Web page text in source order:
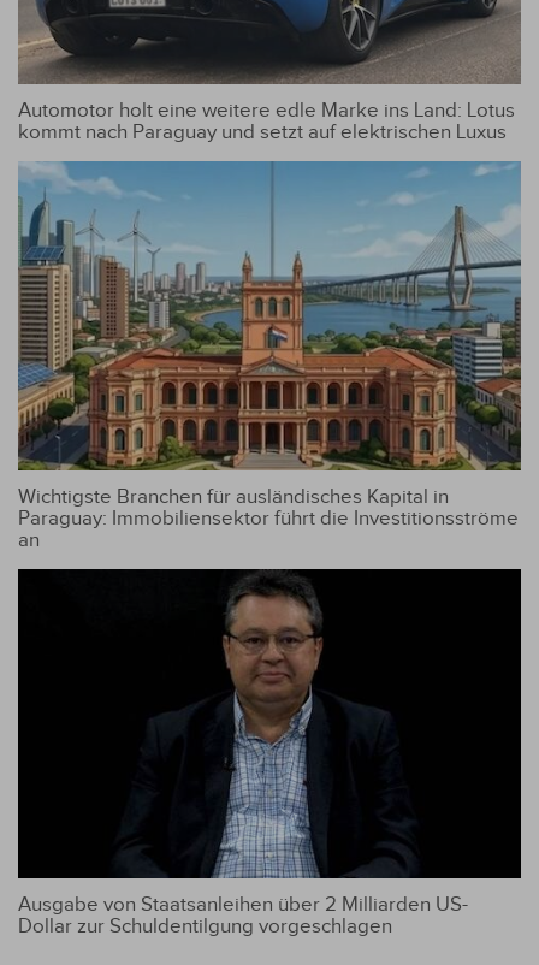
Automotor holt eine weitere edle Marke ins Land: Lotus
kommt nach Paraguay und setzt auf elektrischen Luxus
Wichtigste Branchen für ausländisches Kapital in
Paraguay: Immobiliensektor führt die Investitionsströme
an
Ausgabe von Staatsanleihen über 2 Milliarden US-
Dollar zur Schuldentilgung vorgeschlagen